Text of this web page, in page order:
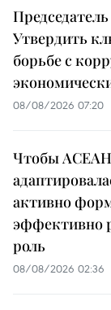
Утвердить
борьбе с
08/08/2026 07:20
Чтобы АСЕАН
активно
эффективно
роль
08/08/2026 02:36